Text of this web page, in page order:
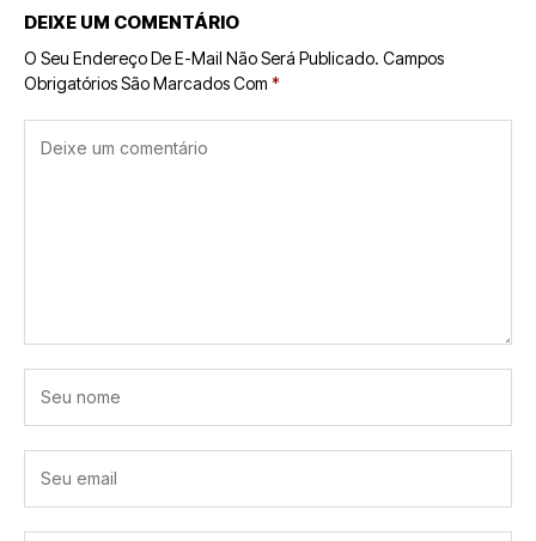
DEIXE UM COMENTÁRIO
O Seu Endereço De E-Mail Não Será Publicado. Campos
Obrigatórios São Marcados Com *